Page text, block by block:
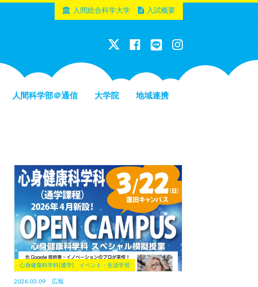
人間科学部＠通信 大学院
地域連携
人間総合科学大学 入試概要
心身健康科学科(通学) イベント・生涯学習
2026.03.09 広報